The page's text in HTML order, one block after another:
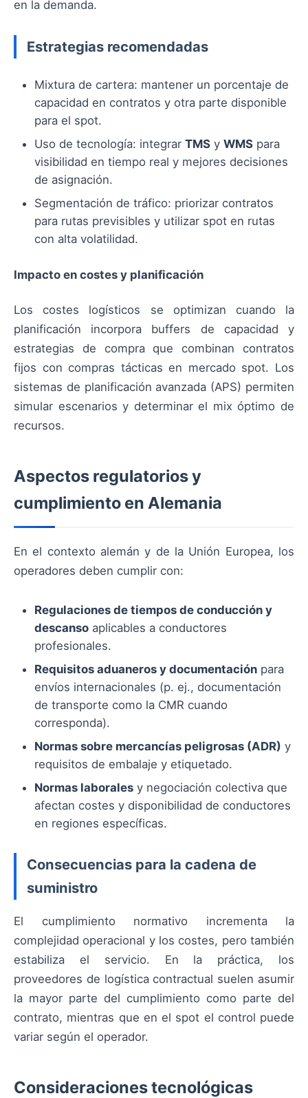
en la demanda.
Estrategias recomendadas
Mixtura de cartera: mantener un porcentaje de
capacidad en contratos y otra parte disponible
para el spot.
Uso de tecnología: integrar TMS y WMS para
visibilidad en tiempo real y mejores decisiones
de asignación.
Segmentación de tráfico: priorizar contratos
para rutas previsibles y utilizar spot en rutas
con alta volatilidad.
Impacto en costes y planificación
Los costes logísticos se optimizan cuando la
planificación incorpora buffers de capacidad y
estrategias de compra que combinan contratos
fijos con compras tácticas en mercado spot. Los
sistemas de planificación avanzada (APS) permiten
simular escenarios y determinar el mix óptimo de
recursos.
Aspectos regulatorios y
cumplimiento en Alemania
En el contexto alemán y de la Unión Europea, los
operadores deben cumplir con:
Regulaciones de tiempos de conducción y
descanso aplicables a conductores
profesionales.
Requisitos aduaneros y documentación para
envíos internacionales (p. ej., documentación
de transporte como la CMR cuando
corresponda).
Normas sobre mercancías peligrosas (ADR) y
requisitos de embalaje y etiquetado.
Normas laborales y negociación colectiva que
afectan costes y disponibilidad de conductores
en regiones específicas.
Consecuencias para la cadena de
suministro
El cumplimiento normativo incrementa la
complejidad operacional y los costes, pero también
estabiliza el servicio. En la práctica, los
proveedores de logística contractual suelen asumir
la mayor parte del cumplimiento como parte del
contrato, mientras que en el spot el control puede
variar según el operador.
Consideraciones tecnológicas